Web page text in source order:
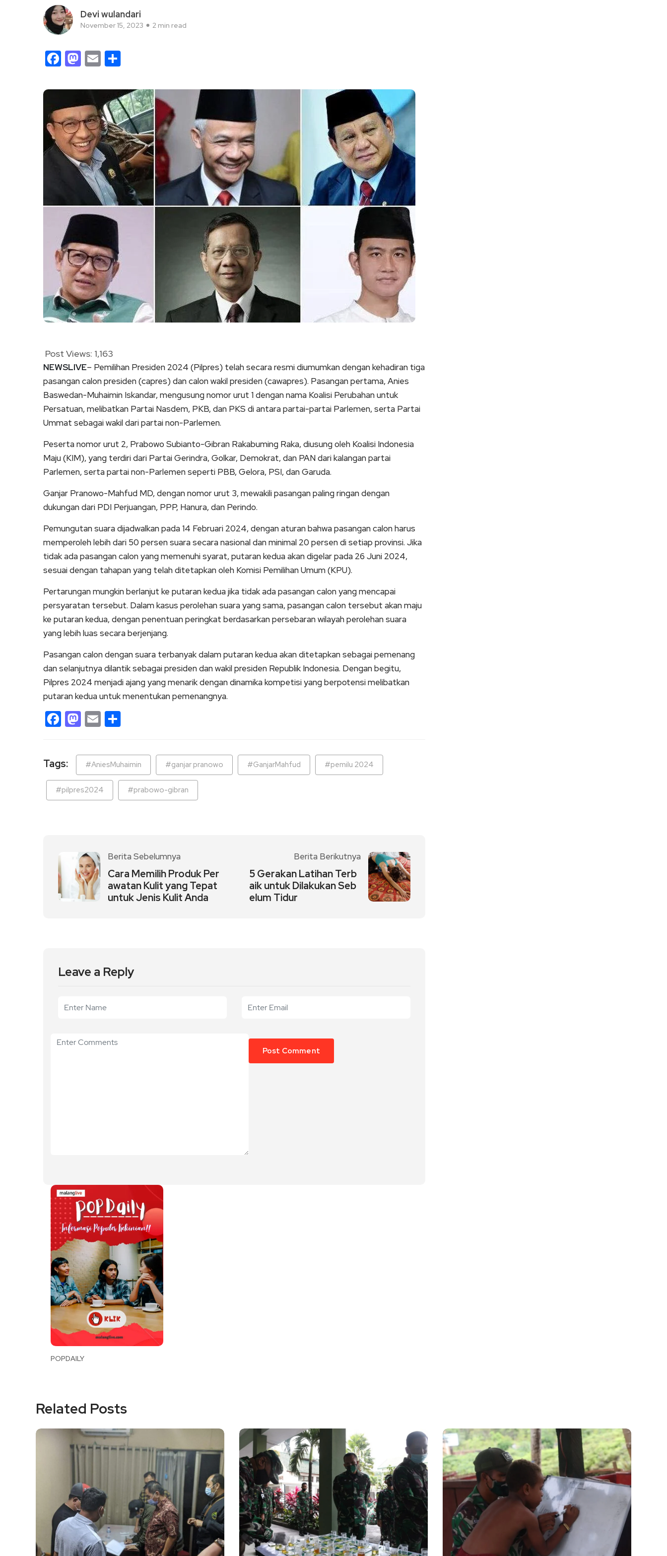
Devi wulandari
November 15, 2023 2 min read
Facebook
Mastodon
Email
Post Views: 1,163
NEWSLIVE– Pemilihan Presiden 2024 (Pilpres) telah secara resmi diumumkan dengan kehadiran tiga
pasangan calon presiden (capres) dan calon wakil presiden (cawapres). Pasangan pertama, Anies
Baswedan-Muhaimin Iskandar, mengusung nomor urut 1 dengan nama Koalisi Perubahan untuk
Persatuan, melibatkan Partai Nasdem, PKB, dan PKS di antara partai-partai Parlemen, serta Partai
Ummat sebagai wakil dari partai non-Parlemen.
Peserta nomor urut 2, Prabowo Subianto-Gibran Rakabuming Raka, diusung oleh Koalisi Indonesia
Maju (KIM), yang terdiri dari Partai Gerindra, Golkar, Demokrat, dan PAN dari kalangan partai
Parlemen, serta partai non-Parlemen seperti PBB, Gelora, PSI, dan Garuda.
Ganjar Pranowo-Mahfud MD, dengan nomor urut 3, mewakili pasangan paling ringan dengan
dukungan dari PDI Perjuangan, PPP, Hanura, dan Perindo.
Pemungutan suara dijadwalkan pada 14 Februari 2024, dengan aturan bahwa pasangan calon harus
memperoleh lebih dari 50 persen suara secara nasional dan minimal 20 persen di setiap provinsi. Jika
tidak ada pasangan calon yang memenuhi syarat, putaran kedua akan digelar pada 26 Juni 2024,
sesuai dengan tahapan yang telah ditetapkan oleh Komisi Pemilihan Umum (KPU).
Pertarungan mungkin berlanjut ke putaran kedua jika tidak ada pasangan calon yang mencapai
persyaratan tersebut. Dalam kasus perolehan suara yang sama, pasangan calon tersebut akan maju
ke putaran kedua, dengan penentuan peringkat berdasarkan persebaran wilayah perolehan suara
yang lebih luas secara berjenjang.
Pasangan calon dengan suara terbanyak dalam putaran kedua akan ditetapkan sebagai pemenang
dan selanjutnya dilantik sebagai presiden dan wakil presiden Republik Indonesia. Dengan begitu,
Pilpres 2024 menjadi ajang yang menarik dengan dinamika kompetisi yang berpotensi melibatkan
putaran kedua untuk menentukan pemenangnya.
Facebook
Mastodon
Email
Tags: #AniesMuhaimin #ganjar pranowo #GanjarMahfud #pemilu 2024
#pilpres2024 #prabowo-gibran
Berita Sebelumnya
Cara Memilih Produk Per
awatan Kulit yang Tepat
untuk Jenis Kulit Anda
Berita Berikutnya
5 Gerakan Latihan Terb
aik untuk Dilakukan Seb
elum Tidur
Leave a Reply
POPDAILY
Related Posts